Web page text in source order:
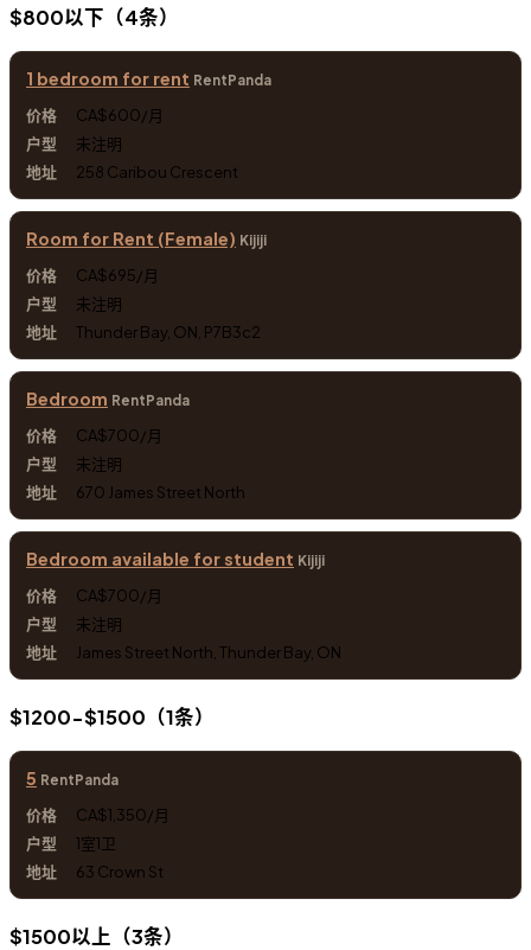
$800以下（4条）
1 bedroom for rent RentPanda
CA$600/月
未注明
258 Caribou Crescent
Room for Rent (Female) Kijiji
CA$695/月
未注明
Thunder Bay, ON, P7B3c2
Bedroom RentPanda
CA$700/月
未注明
670 James Street North
Bedroom available for student Kijiji
CA$700/月
未注明
James Street North, Thunder Bay, ON
$1200-$1500（1条）
5 RentPanda
CA$1,350/月
1室1卫
63 Crown St
$1500以上（3条）